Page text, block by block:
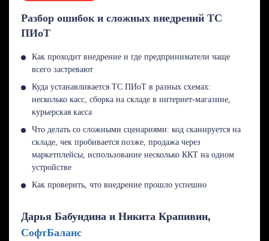
Разбор ошибок и сложных внедрений ТС
ПИоТ
Как проходит внедрение и где предприниматели чаще
всего застревают
Куда устанавливается ТС ПИоТ в разных схемах:
несколько касс, сборка на складе в интернет-магазине,
курьерская касса
Что делать со сложными сценариями: код сканируется на
складе, чек пробивается позже, продажа через
маркетплейсы, использование несколько ККТ на одном
устройстве
Как проверить, что внедрение прошло успешно
Дарья Бабундина и Никита Крапивин,
СофтБаланс